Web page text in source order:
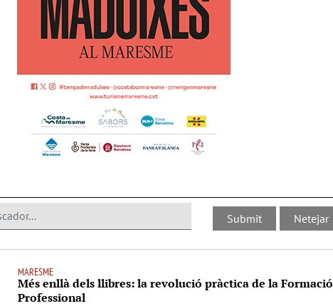
MARESME
Més enllà dels llibres: la revolució pràctica de la Formació
Professional